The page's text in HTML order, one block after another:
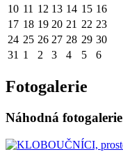
10 11 12 13 14 15 16
17 18 19 20 21 22 23
24 25 26 27 28 29 30
31 1 2 3 4 5 6
Fotogalerie
Náhodná fotogalerie